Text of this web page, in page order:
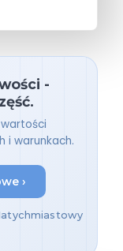
-
i warunkach.
›